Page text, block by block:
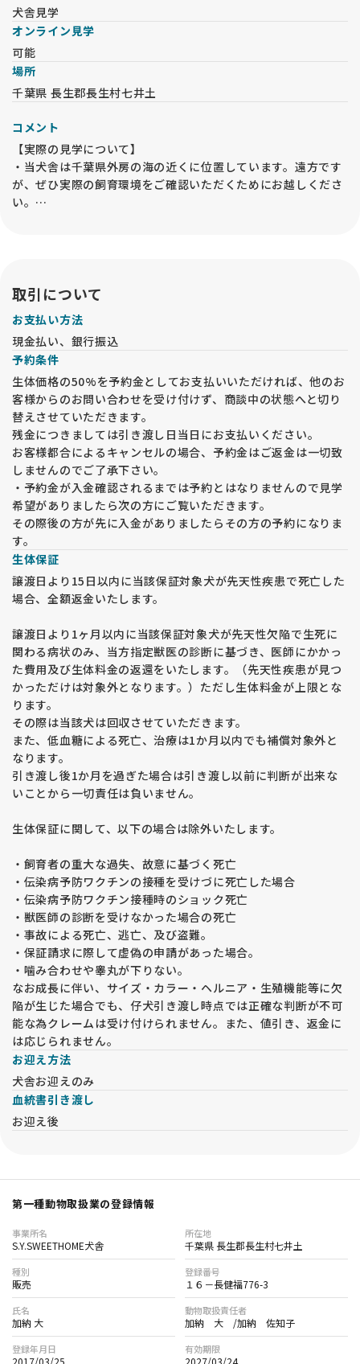
犬舎見学
オンライン見学
可能
場所
千葉県 長生郡長生村七井土
コメント
【実際の見学について】
・当犬舎は千葉県外房の海の近くに位置しています。遠方です
が、ぜひ実際の飼育環境をご確認いただくためにお越しくださ
い。
ご覧いただけます。
【見学予約の手続き】
・見学は申込順に整理して対応いたします。日時未定の方は優
先されませんので、必ず日時を指定してください。後から日時
を指定された方が優先される場合があります。
・見学日時の最終受付は 15時 です。
・見学の際は 人数や来舎方法 を事前に確認し、確定された方
にのみ住所の近隣案内をお伝えします。
・ナビに当犬舎の住所が出ないため、指定の近隣住所でご案内
します。
・駐車場は1台分のみです。周辺に有料駐車場はありませんの
でご注意ください。
【健康管理と感染症対策】
・コロナウイルス感染症が5類に分類された後も、マスク着用
をお願いしています。マスク未着用の場合、見学をお断りいた
します。
・玄関で体温測定を行います。体温が37度以上の場合や咳など
の症状がある場合、見学をお断りすることがあります。
・見学当日および1週間以内に発熱や風邪症状がある場合は、
事前に見学の変更をご連絡ください。
【見学の注意点】
・購入を前提とした方のみ見学を受け付けています。 子犬を抱
きたい、見たいだけの方はご遠慮ください。
・見学希望の子犬の兄弟犬はご希望に応じてご覧いただけます
が、他に生まれている子犬を見たいというご要望にはお応えで
きません。その場合、一度キャンセルし、改めて見学の申し込
みをお願いします。
・ドッグショーや外掛けの予定により、見学時間の変更やお断
りをする場合がございます。
【予約に関するルール】
・見学申込順ではなく、 予約金の半額の入金順 で正式な予約
となります。見学時に予約希望をお伝えいただいても、入金が
ない場合は予約とみなしません。
・見学日時の変更を希望された場合、後からの申し込みと同様
の対応となります。
【その他注意事項】
・アパートや共同住宅にお住まいの場合、 動物飼育可能な証明
書 をご提示いただきます。ご提示がない場合は譲渡をお断りし
ます。
・65歳以上の方やお一人暮らしの方は、将来の引受けが可能な
方と同席いただき、承諾書に署名いただきます。（同居の親
族）
・同業者の方は犬舎名を事前にご連絡ください。一度は犬舎に
お越しいただき、現物確認が必須です。これが難しい場合、譲
【オンライン見学について】
ています。通常は関東地方（千葉県、東京都、神奈川県、埼玉
県、茨城県）の方は対象外となります。オンライン見学よりも
実際にお越しいただくことを推奨しています。
・オンライン見学では30分～1時間程度、子犬や親犬、兄弟
犬、犬舎の様子をお伝えします。
・実施には事前の確認事項への回答が必要です。内容によって
はお断りする場合もございます。
【オンライン見学時の注意事項】
取引について
お支払い方法
現金払い、銀行振込
予約条件
生体価格の50%を予約金としてお支払いいただければ、他のお
客様からのお問い合わせを受け付けず、商談中の状態へと切り
替えさせていただきます。
残金につきましては引き渡し日当日にお支払いください。
お客様都合によるキャンセルの場合、予約金はご返金は一切致
しませんのでご了承下さい。
・予約金が入金確認されるまでは予約とはなりませんので見学
希望がありましたら次の方にご覧いただきます。
その際後の方が先に入金がありましたらその方の予約になりま
す。
生体保証
譲渡日より15日以内に当該保証対象犬が先天性疾患で死亡した
場合、全額返金いたします。
譲渡日より1ヶ月以内に当該保証対象犬が先天性欠陥で生死に
関わる病状のみ、当方指定獣医の診断に基づき、医師にかかっ
た費用及び生体料金の返還をいたします。（先天性疾患が見つ
かっただけは対象外となります。）ただし生体料金が上限とな
ります。
その際は当該犬は回収させていただきます。
また、低血糖による死亡、治療は1か月以内でも補償対象外と
なります。
引き渡し後1か月を過ぎた場合は引き渡し以前に判断が出来な
いことから一切責任は負いません。
生体保証に関して、以下の場合は除外いたします。
・飼育者の重大な過失、故意に基づく死亡
・伝染病予防ワクチンの接種を受けづに死亡した場合
・伝染病予防ワクチン接種時のショック死亡
・獣医師の診断を受けなかった場合の死亡
・事故による死亡、逃亡、及び盗難。
・保証請求に際して虚偽の申請があった場合。
・噛み合わせや睾丸が下りない。
なお成長に伴い、サイズ・カラー・ヘルニア・生殖機能等に欠
陥が生じた場合でも、仔犬引き渡し時点では正確な判断が不可
能な為クレームは受け付けられません。また、値引き、返金に
は応じられません。
お迎え方法
犬舎お迎えのみ
血統書引き渡し
お迎え後
第一種動物取扱業の登録情報
事業所名
S.Y.SWEETHOME犬舎
所在地
千葉県 長生郡長生村七井土
種別
販売
登録番号
１６－長健福776-3
氏名
加納 大
動物取扱責任者
加納 大 /加納 佐知子
登録年月日 有効期限